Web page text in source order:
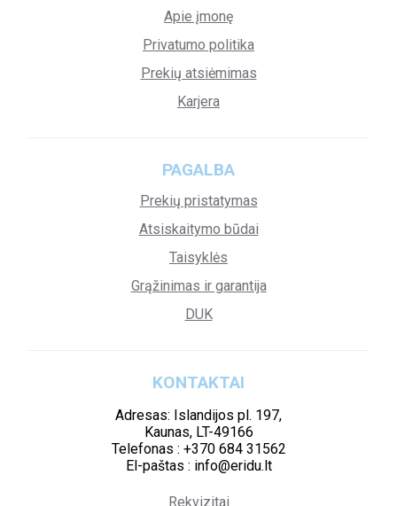
Apie įmonę
Privatumo politika
Prekių atsiėmimas
Karjera
PAGALBA
Prekių pristatymas
Atsiskaitymo būdai
Taisyklės
Grąžinimas ir garantija
DUK
KONTAKTAI
Adresas: Islandijos pl. 197,
Kaunas, LT-49166
Telefonas : +370 684 31562
El-paštas : info@eridu.lt
Rekvizitai